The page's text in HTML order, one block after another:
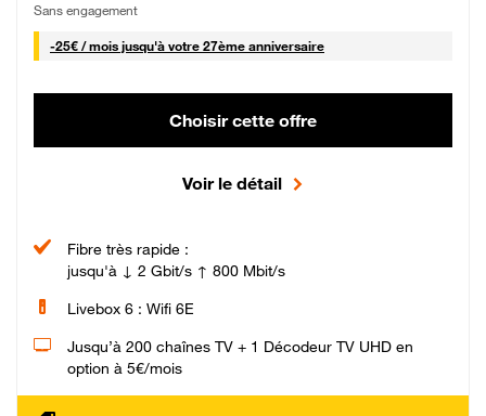
Sans engagement
-25€ / mois25 € par mois
jusqu'à votre 27ème anniversaire
Choisir cette offre
Voir le détail
Fibre très rapide :
jusqu'à ↓ 2 Gbit/s ↑ 800 Mbit/s
Livebox 6 : Wifi 6E
Jusqu’à 200 chaînes TV + 1 Décodeur TV UHD en
option à 5€/mois